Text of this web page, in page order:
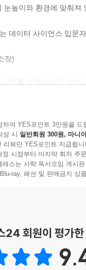
패키지 이 책의 코드를
]
눈높이와 환경에 맞춰져
데이터 사이언스 입문
장)
용된 사례를 들어 코
사이언티스트)
쳤습니다만, 읽는 내내
책장을 넘겼었다는 것을
인공지능개발팀)
하여 YES포인트 3만원을 드
성 시 일반회원 300원, 마니
리뷰만 YES포인트 지급됩니
시점부터 마지막 회차 주
스는 사락 독서모임 게시
ray, 패션 및 판매금지 상
24 회원이 평가